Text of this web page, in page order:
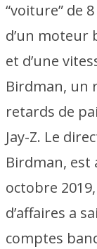
“voiture” de
d’un moteur
et d’une
Birdman, un
retards de
Jay-Z. Le
Birdman, est
octobre
d’affaires a
comptes